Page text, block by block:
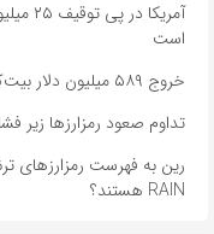
است
خروج ۵۸۹ میلیون دلار بیت‌کوین از صرافی بایننس و تاثیر آن بر بازار
تداوم صعود رمزارزها
رین به فهرست رمزارزهای
RAIN هستند؟